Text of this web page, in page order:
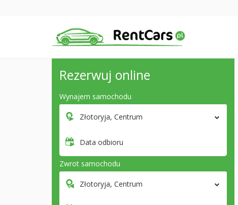
Rezerwuj online
Wynajem samochodu
Złotoryja, Centrum
Data odbioru
Zwrot samochodu
Złotoryja, Centrum